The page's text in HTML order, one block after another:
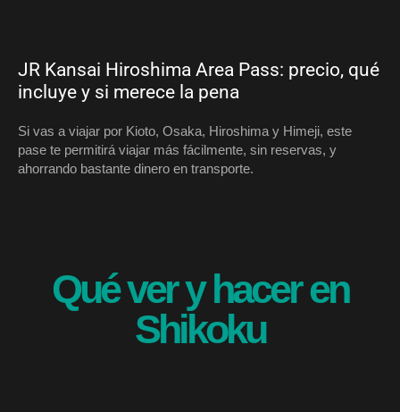
JR Kansai Hiroshima Area Pass: precio, qué
incluye y si merece la pena
Si vas a viajar por Kioto, Osaka, Hiroshima y Himeji, este
pase te permitirá viajar más fácilmente, sin reservas, y
ahorrando bastante dinero en transporte.
Qué ver y hacer en
Shikoku